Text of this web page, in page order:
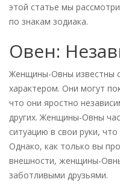
этой статье мы
по знакам зодиака.
Овен:
Женщины-Овны известны
характером. Они могут
что они яростно
других. Женщины-Овны
ситуацию в свои руки,
Однако, как только вы
внешности, женщины-
заботливыми друзьями.